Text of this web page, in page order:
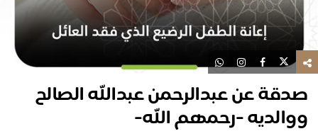
صدقة عن عبدالرحمن عبدالله الصالح
ووالديه -رحمهم الله-